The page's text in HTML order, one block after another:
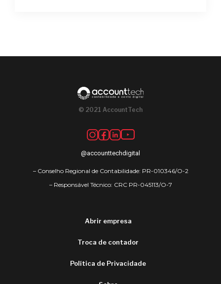
© 2021 AccountTech
@accounttechdigital
– Conselho Regional de Contabilidade: PR-010346/O-2
– Responsável Técnico: CRC PR-045113/O-7
Abrir empresa
Troca de contador
Política de Privacidade